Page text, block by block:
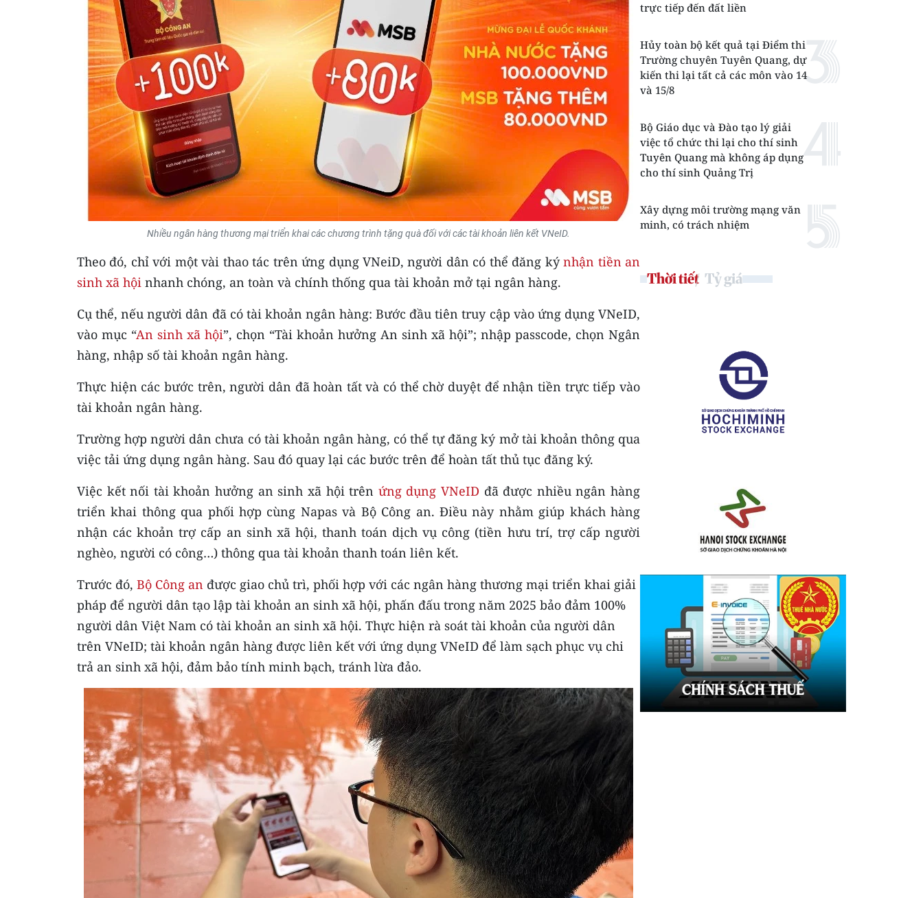
Nhiều ngân hàng thương mại triển khai các chương trình tặng quà đối với các tài khoản liên kết VNeID.
Theo đó, chỉ với một vài thao tác trên ứng dụng VNeiD, người dân có thể đăng kýnhận tiền an
sinh xã hội nhanh chóng, an toàn và chính thống qua tài khoản mở tại ngân hàng.
Cụ thể, nếu người dân đã có tài khoản ngân hàng: Bước đầu tiên truy cập vào ứng dụng VNeID,
vào mục “An sinh xã hội”, chọn “Tài khoản hưởng An sinh xã hội”; nhập passcode, chọn Ngân
hàng, nhập số tài khoản ngân hàng.
Thực hiện các bước trên, người dân đã hoàn tất và có thể chờ duyệt để nhận tiền trực tiếp vào
tài khoản ngân hàng.
Trường hợp người dân chưa có tài khoản ngân hàng, có thể tự đăng ký mở tài khoản thông qua
việc tải ứng dụng ngân hàng. Sau đó quay lại các bước trên để hoàn tất thủ tục đăng ký.
Việc kết nối tài khoản hưởng an sinh xã hội trên ứng dụng VNeID đã được nhiều ngân hàng
triển khai thông qua phối hợp cùng Napas và Bộ Công an. Điều này nhằm giúp khách hàng
nhận các khoản trợ cấp an sinh xã hội, thanh toán dịch vụ công (tiền hưu trí, trợ cấp người
nghèo, người có công…) thông qua tài khoản thanh toán liên kết.
Trước đó, Bộ Công an được giao chủ trì, phối hợp với các ngân hàng thương mại triển khai giải
pháp để người dân tạo lập tài khoản an sinh xã hội, phấn đấu trong năm 2025 bảo đảm 100%
người dân Việt Nam có tài khoản an sinh xã hội. Thực hiện rà soát tài khoản của người dân
trên VNeID; tài khoản ngân hàng được liên kết với ứng dụng VNeID để làm sạch phục vụ chi
trả an sinh xã hội, đảm bảo tính minh bạch, tránh lừa đảo.
trực tiếp đến đất liền
Hủy toàn bộ kết quả tại Điểm thi
Trường chuyên Tuyên Quang, dự
kiến thi lại tất cả các môn vào 14
và 15/8
Bộ Giáo dục và Đào tạo lý giải
việc tổ chức thi lại cho thí sinh
Tuyên Quang mà không áp dụng
cho thí sinh Quảng Trị
Xây dựng môi trường mạng văn
minh, có trách nhiệm
Thời tiết Tỷ giá